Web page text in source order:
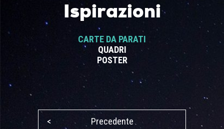
Ispirazioni
CARTE DA PARATI
QUADRI
POSTER
< Precedente